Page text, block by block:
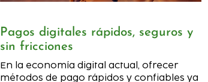
Pagos digitales rápidos, seguros y
sin fricciones
En la economía digital actual, ofrecer
métodos de pago rápidos y confiables ya